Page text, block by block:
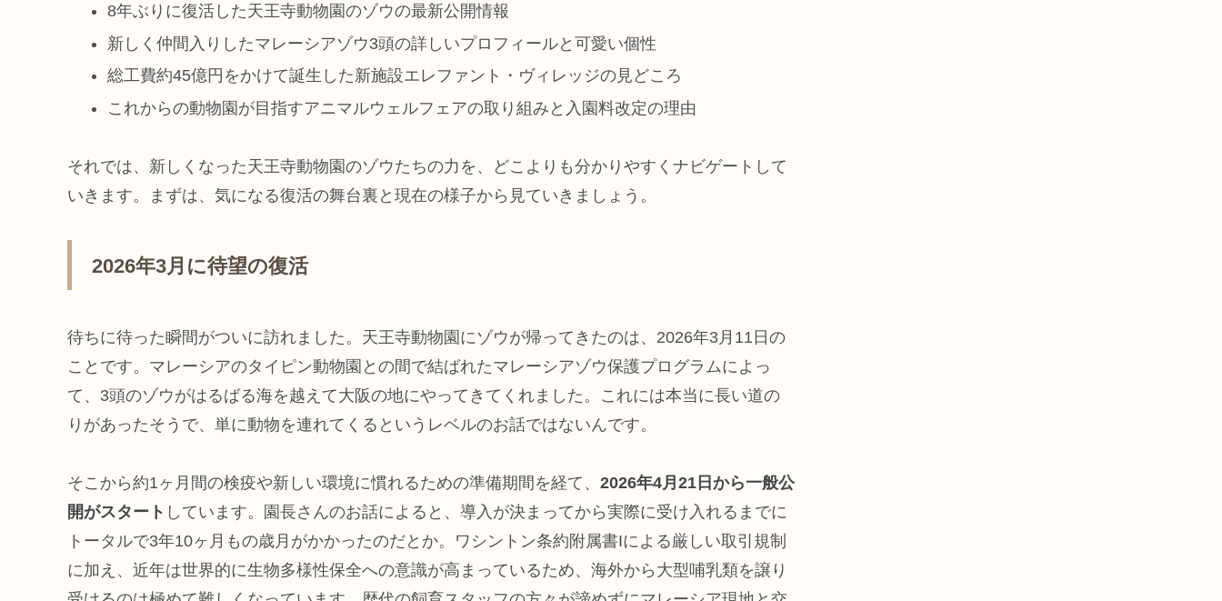
8年ぶりに復活した天王寺動物園のゾウの最新公開情報
新しく仲間入りしたマレーシアゾウ3頭の詳しいプロフィールと可愛い個性
総工費約45億円をかけて誕生した新施設エレファント・ヴィレッジの見どころ
これからの動物園が目指すアニマルウェルフェアの取り組みと入園料改定の理由
それでは、新しくなった天王寺動物園のゾウたちの力を、どこよりも分かりやすくナビゲートして
いきます。まずは、気になる復活の舞台裏と現在の様子から見ていきましょう。
2026年3月に待望の復活
待ちに待った瞬間がついに訪れました。天王寺動物園にゾウが帰ってきたのは、2026年3月11日の
ことです。マレーシアのタイピン動物園との間で結ばれたマレーシアゾウ保護プログラムによっ
て、3頭のゾウがはるばる海を越えて大阪の地にやってきてくれました。これには本当に長い道の
りがあったそうで、単に動物を連れてくるというレベルのお話ではないんです。
そこから約1ヶ月間の検疫や新しい環境に慣れるための準備期間を経て、 2026年4月21日から一般公
開がスタート しています。園長さんのお話によると、導入が決まってから実際に受け入れるまでに
トータルで3年10ヶ月もの歳月がかかったのだとか。ワシントン条約附属書Iによる厳しい取引規制
に加え、近年は世界的に生物多様性保全への意識が高まっているため、海外から大型哺乳類を譲り